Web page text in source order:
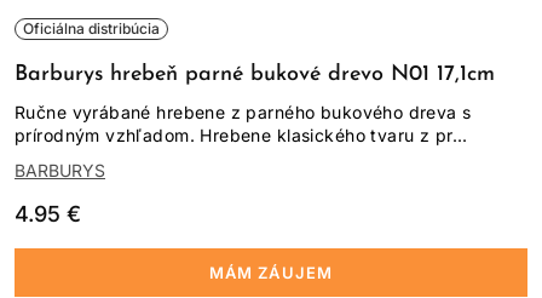
Oficiálna distribúcia
Barburys hrebeň parné bukové drevo N01 17,1cm
Ručne vyrábané hrebene z parného bukového dreva s
prírodným vzhľadom. Hrebene klasického tvaru z pr...
BARBURYS
4.95 €
MÁM ZÁUJEM